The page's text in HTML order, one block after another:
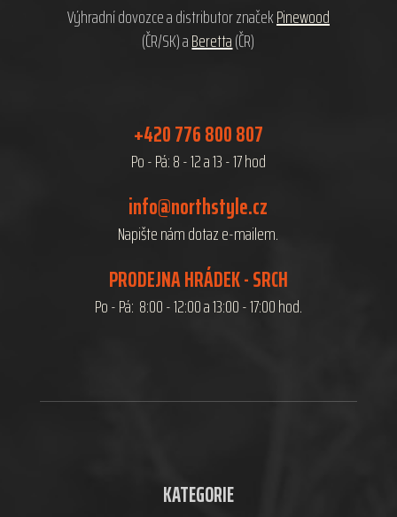
Výhradní dovozce a distributor značekPinewood
(ČR/SK) aBeretta(ČR)
+420 776 800 807
Po - Pá: 8 - 12 a 13 - 17 hod
info@northstyle.cz
Napište nám dotaz e-mailem.
PRODEJNA HRÁDEK - SRCH
Po - Pá: 8:00 - 12:00 a 13:00 - 17:00 hod.
KATEGORIE